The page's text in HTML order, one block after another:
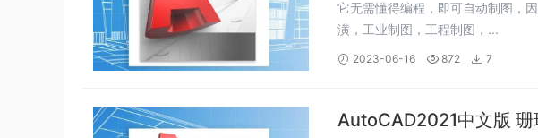
它无需懂得编程，即可自动制图，
潢，工业制图，工程制图，...
2023-06-16 872 7
AutoCAD2021中文版 珊